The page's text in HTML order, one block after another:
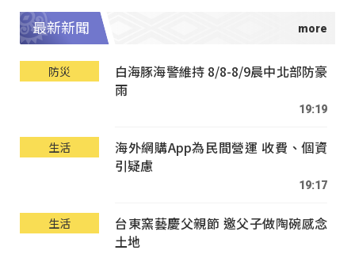
最新新聞
防災
白海豚海警維持 8/8-8/9晨中北部防豪
雨
19:19
生活
海外網購App為民間營運 收費、個資
引疑慮
19:17
生活
台東窯藝慶父親節 邀父子做陶碗感念
土地